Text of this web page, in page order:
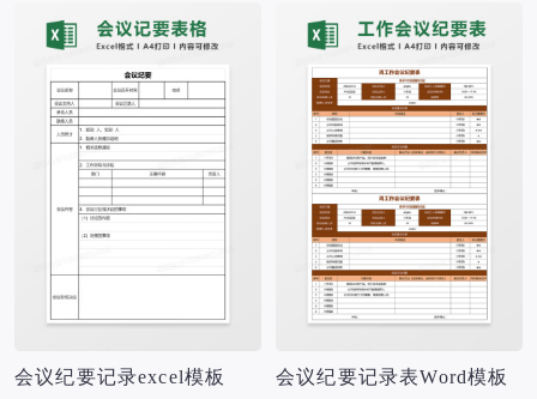
会议纪要记录excel模板
会议纪要记录表Word模板